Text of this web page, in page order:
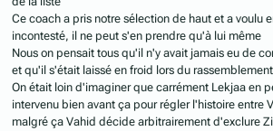
Ce coach a pris notre sélection de haut et a voulu
incontesté, il ne peut s'en prendre qu'à lui même
Nous on pensait tous qu'il n'y avait jamais eu de
et qu'il s'était laissé en froid lors du
On était loin d'imaginer que carrément Lekjaa en
intervenu bien avant ça pour régler l'histoire entre
malgré ça Vahid décide arbitrairement d'exclure